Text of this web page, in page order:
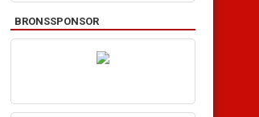
BRONSSPONSOR